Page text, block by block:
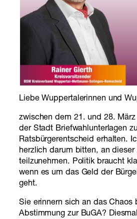
Liebe Wuppertalerinnen und
zwischen dem 21. und 28.
der Stadt Briefwahlunterlagen
Ratsbürgerentscheid erhalten.
herzlich darum bitten, an
teilzunehmen. Politik braucht
wenn es um das Geld der
geht.
Sie erinnern sich an das Chaos
Abstimmung zur BuGA?